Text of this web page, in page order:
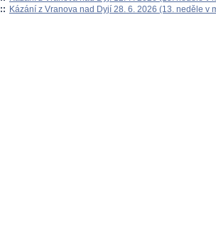
:: Kázání z Vranova nad Dyjí 28. 6. 2026 (13. neděle v